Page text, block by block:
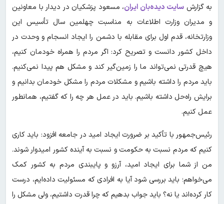
به گزارش سایت دیده‌بان ایران، مسعود پزشکیان در دیدار با معاونین
و مدیران وزارت اطلاعات به مناسبت چهلمین سال تأسیس این
وزارتخانه، قدم اول برای مقابله با دشمن را ایجاد انسجام و وحدت در
داخل کشور دانست و تصریح کرد: اگر مردم را همراه خودمان کنیم،
هیچ قدرتی نمی‌تواند ما را زمین‌گیر کند و مشکل هم پیدا نمی‌کنیم.
باید مردم را داشته باشیم و مشکلات مردم را مشکل خودمان بدانیم و
برایش راه‌حل داشته باشیم. باید در عمل هر چه را که گفتیم، همانطور
عمل کنیم.
رئیس‌جمهور با تأکید بر ضرورت ایجاد امید در جامعه افزود: باید کاری
کنیم که مردم نسبت به حکومت و نسبت به آینده کشور امیدوار شوند.
من از شما برای ایجاد امید، آرزو و پایبندی مردم به کشور کمک
می‌خواهم؛ باید بررسی شود آیا به افرادی که مسئولیت داده‌ایم، درست
کار کرده‌اند یا نه؟ باید جواب بدهیم که چرا قدرت داشتیم، ولی مشکل را